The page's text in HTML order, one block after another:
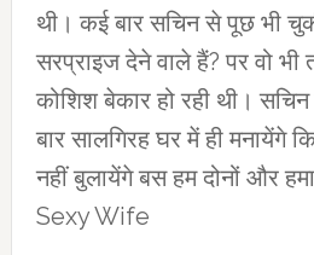
थी। कई बार सचिन से पूछ भी
सरप्राइज देने वाले हैं? पर वो भी
कोशिश बेकार हो रही थी।
बार सालगिरह घर में ही मनायेंगे
नहीं बुलायेंगे बस हम दोनों और
Sexy Wife